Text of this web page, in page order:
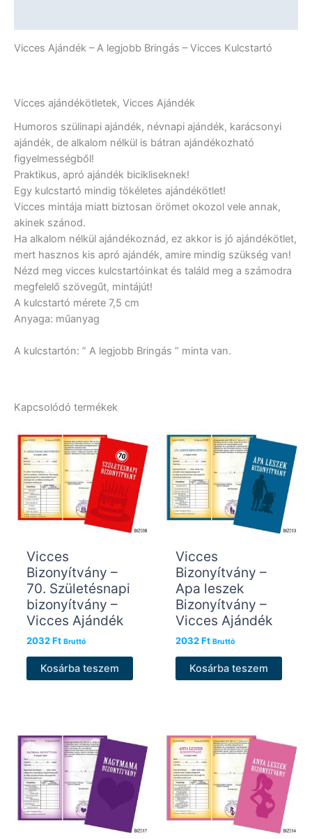
Vicces Ajándék – A legjobb Bringás – Vicces Kulcstartó
Vicces ajándékötletek, Vicces Ajándék
Humoros szülinapi ajándék, névnapi ajándék, karácsonyi
ajándék, de alkalom nélkül is bátran ajándékozható
figyelmességből!
Praktikus, apró ajándék bicikliseknek!
Egy kulcstartó mindig tökéletes ajándékötlet!
Vicces mintája miatt biztosan örömet okozol vele annak,
akinek szánod.
Ha alkalom nélkül ajándékoznád, ez akkor is jó ajándékötlet,
mert hasznos kis apró ajándék, amire mindig szükség van!
Nézd meg vicces kulcstartóinkat és találd meg a számodra
megfelelő szövegűt, mintájút!
A kulcstartó mérete 7,5 cm
Anyaga: műanyag
A kulcstartón: ” A legjobb Bringás ” minta van.
Kapcsolódó termékek
Vicces
Bizonyítvány –
70. Születésnapi
bizonyítvány –
Vicces Ajándék
2032Ft Bruttó
Kosárba teszem
Vicces
Bizonyítvány –
Apa leszek
Bizonyítvány –
Vicces Ajándék
2032Ft Bruttó
Kosárba teszem